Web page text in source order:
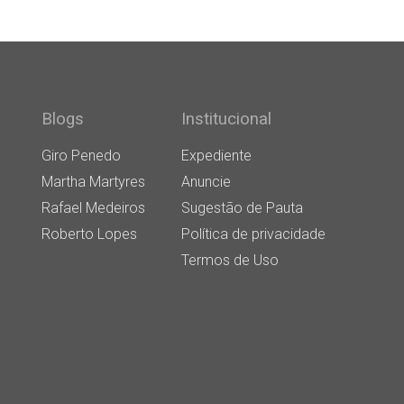
Blogs
Giro Penedo
Martha Martyres
Rafael Medeiros
Roberto Lopes
Institucional
Expediente
Anuncie
Sugestão de Pauta
Política de privacidade
Termos de Uso